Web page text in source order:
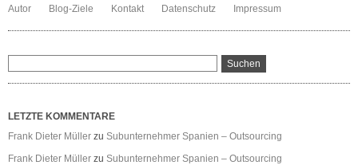
Autor
Blog-Ziele Kontakt Datenschutz Impressum
LETZTE KOMMENTARE
Frank Dieter Müller zu Subunternehmer Spanien – Outsourcing
Frank Dieter Müller zu Subunternehmer Spanien – Outsourcing